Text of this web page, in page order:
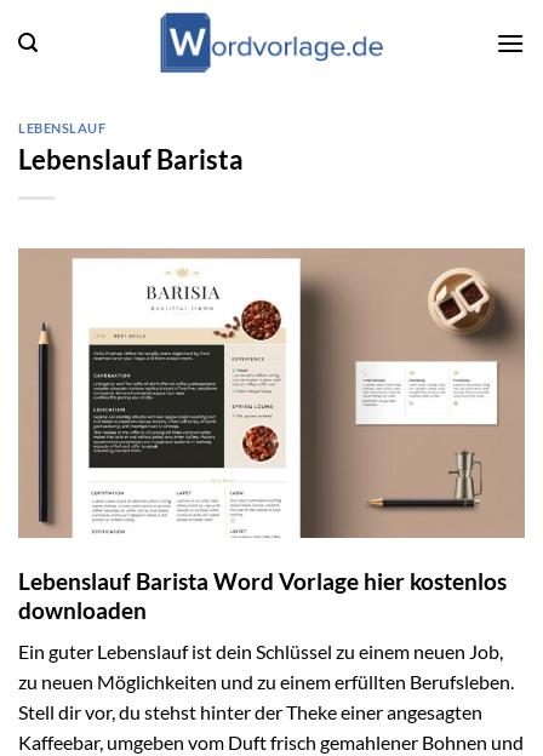
Inhalt
LEBENSLAUF
Lebenslauf Barista
Lebenslauf Barista Word Vorlage hier kostenlos
downloaden
Ein guter Lebenslauf ist dein Schlüssel zu einem neuen Job,
zu neuen Möglichkeiten und zu einem erfüllten Berufsleben.
Stell dir vor, du stehst hinter der Theke einer angesagten
Kaffeebar, umgeben vom Duft frisch gemahlener Bohnen und